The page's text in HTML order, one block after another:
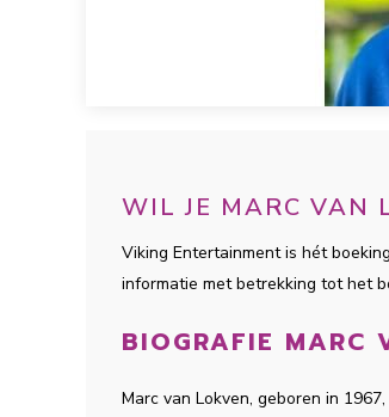
WIL JE MARC VAN
Viking Entertainment is hét
informatie met betrekking tot het
BIOGRAFIE MARC
Marc van Lokven, geboren in